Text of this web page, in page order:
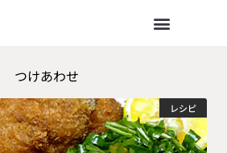
つけあわせ
レシピ